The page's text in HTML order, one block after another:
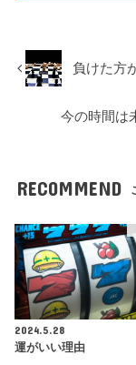
負けた方
今の時間は
RECOMMEND
2024.5.28
運がいい理由